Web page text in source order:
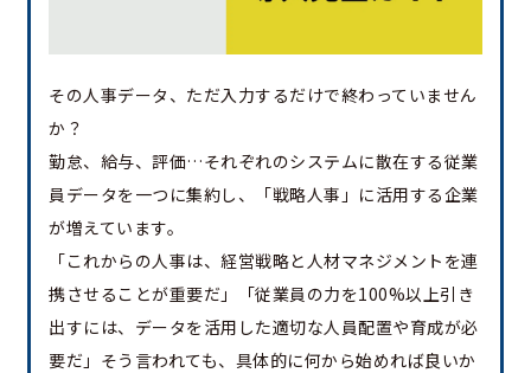
その人事データ、ただ入力するだけで終わっていません
か？
勤怠、給与、評価…それぞれのシステムに散在する従業
員データを一つに集約し、「戦略人事」に活用する企業
が増えています。
「これからの人事は、経営戦略と人材マネジメントを連
携させることが重要だ」「従業員の力を100%以上引き
出すには、データを活用した適切な人員配置や育成が必
要だ」そう言われても、具体的に何から始めれば良いか